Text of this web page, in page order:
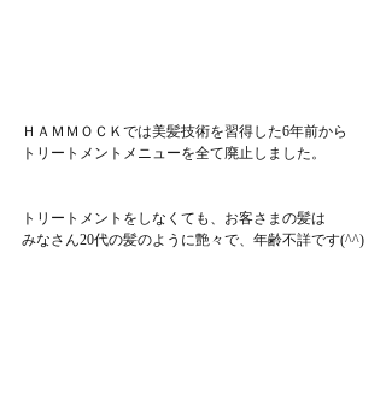
ＨＡＭＭＯＣＫでは美髪技術を習得した6年前から
トリートメントメニューを全て廃止しました。
トリートメントをしなくても、お客さまの髪は
みなさん20代の髪のように艶々で、年齢不詳です(^^)